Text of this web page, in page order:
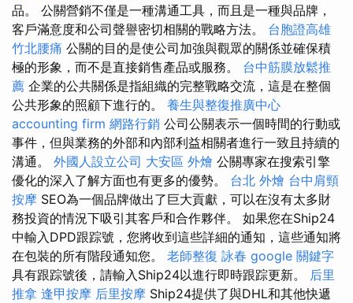
品。 公關營銷不僅是一種溝通工具，而且是一種與品牌，
客戶滿意度和公司聲譽密切相關的戰略方法。 台胞證高雄
竹北腰痛 公關的目的是使公司加強與觀眾的關係並確保積
極的形象，而不是直接銷售產品或服務。 台中筋膜放鬆推
薦 企業的公共關係是指組織的完整戰略交流，這是在整個
公共形象的照顧下進行的。 養生與整復推廣中心
accounting firm 網路行銷 公司公關表示一個時間的行動或
事件，但與業務的外部和內部利益相關者進行一致且持續的
溝通。 外國人設立公司 大安區 外燴 公關專家在搜索引擎
優化的深入了解方面也有更多的優勢。 台北 外燴 台中肩頸
按摩 SEO為一個品牌做出了巨大貢獻，可以在沒有太多財
務投資的情況下吸引其客戶和合作夥伴。 如果您在Ship24
中輸入DPD跟踪號，您將收到這些詳細的通知，這些通知將
在包裝的所有階段通知您。 老師整復 詠春 google 關鍵字
具有跟踪號後，請輸入Ship24以進行即時跟踪更新。 后里
推拿 逢甲按摩 后里按摩 Ship24提供了與DHL和其他快遞